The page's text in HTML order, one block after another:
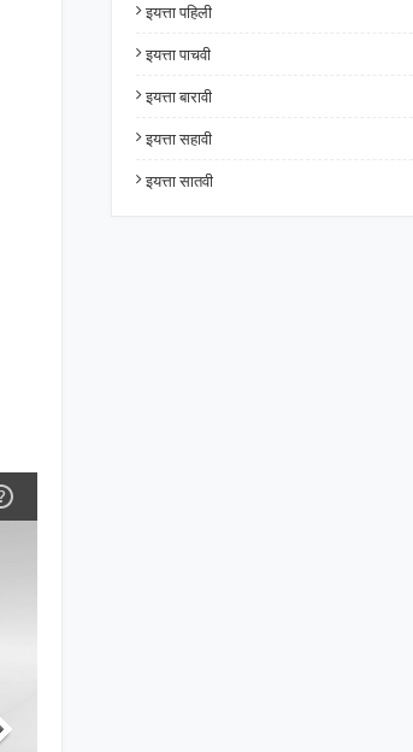
इयत्ता पहिली
इयत्ता पाचवी
इयत्ता बारावी
इयत्ता सहावी
इयत्ता सातवी